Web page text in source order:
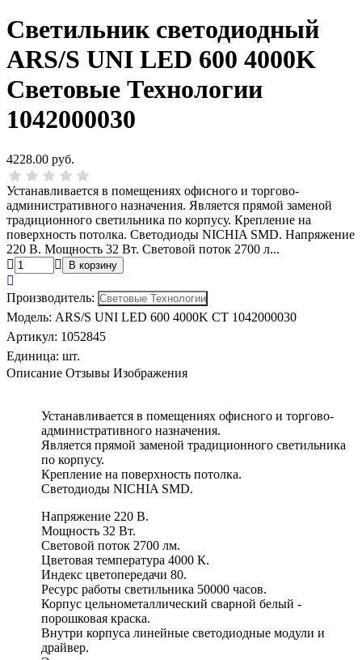
Светильник светодиодный
ARS/S UNI LED 600 4000K
Световые Технологии
1042000030
4228.00 руб.
Устанавливается в помещениях офисного и торгово-
административного назначения. Является прямой заменой
традиционного светильника по корпусу. Крепление на
поверхность потолка. Светодиоды NICHIA SMD. Напряжение
220 В. Мощность 32 Вт. Световой поток 2700 л...
Производитель:
Модель: ARS/S UNI LED 600 4000K СТ 1042000030
Артикул: 1052845
Единица: шт.
Описание Отзывы Изображения
Устанавливается в помещениях офисного и торгово-
административного назначения.
Является прямой заменой традиционного светильника
по корпусу.
Крепление на поверхность потолка.
Светодиоды NICHIA SMD.
Напряжение 220 В.
Мощность 32 Вт.
Световой поток 2700 лм.
Цветовая температура 4000 К.
Индекс цветопередачи 80.
Ресурс работы светильника 50000 часов.
Корпус цельнометаллический сварной белый -
порошковая краска.
Внутри корпуса линейные светодиодные модули и
драйвер.